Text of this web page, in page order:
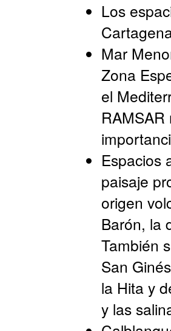
Los
Mar
Zona
el
Espacios
paisaje
origen
Barón, la
También
San
la Hita y
y las